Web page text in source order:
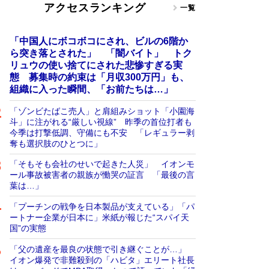
アクセスランキング 一覧
「中国人にボコボコにされ、ビルの6階か
ら突き落とされた」 「闇バイト」 トク
リュウの使い捨てにされた悲惨すぎる実
態 募集時の約束は「月収300万円」も、
組織に入った瞬間、「お前たちは…」
「ゾンビたばこ売人」と肩組みショット「小園海
斗」に注がれる“厳しい視線” 昨季の首位打者も
今季は打撃低調、守備にも不安 「レギュラー剥
奪も選択肢のひとつに」
「そもそも会社のせいで起きた人災」 イオンモ
ール事故被害者の親族が慟哭の証言 「最後の言
葉は…」
「プーチンの戦争を日本製品が支えている」「パ
ートナー企業が日本に」米紙が報じた“スパイ天
国”の実態
「父の遺産を最良の状態で引き継ぐことが…」
イオン爆発で非難殺到の「ハビタ」エリート社長